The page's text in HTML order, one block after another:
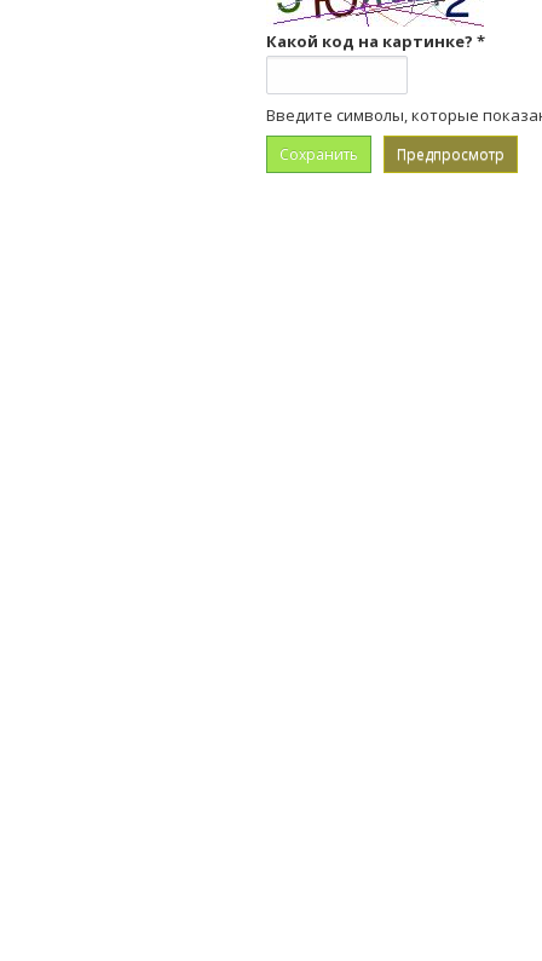
Какой код на картинке? *
Введите символы, которые